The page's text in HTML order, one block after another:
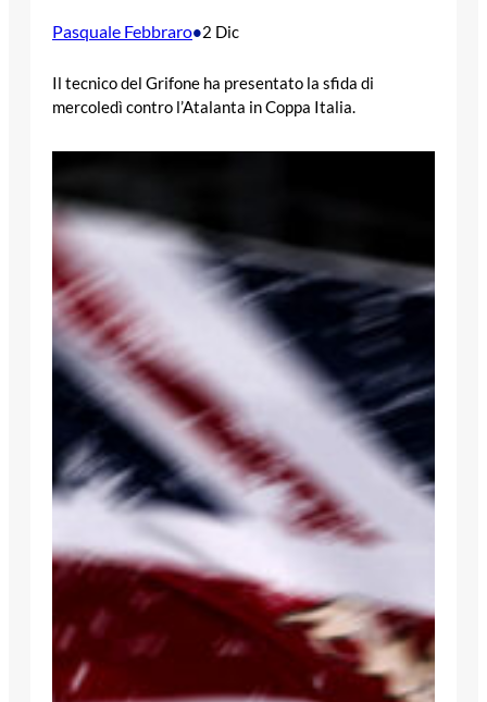
Pasquale Febbraro•2 Dic
Il tecnico del Grifone ha presentato la sfida di
mercoledì contro l’Atalanta in Coppa Italia.